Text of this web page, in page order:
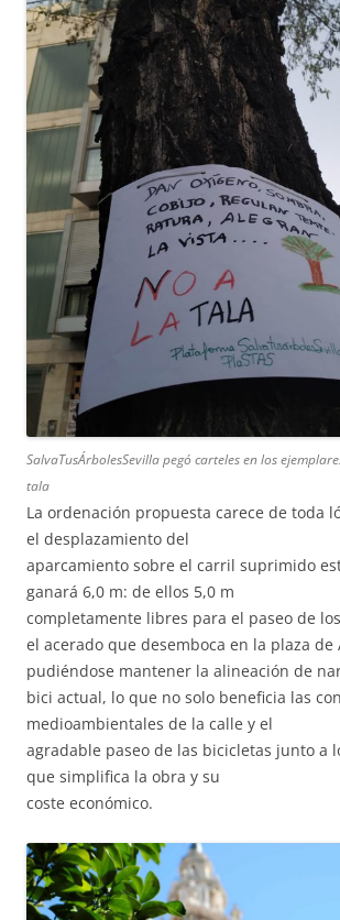
SalvaTusÁrbolesSevilla pegó carteles en los
tala
La ordenación propuesta carece de toda
el desplazamiento del
aparcamiento sobre el carril suprimido
ganará 6,0 m: de ellos 5,0 m
completamente libres para el paseo de
el acerado que desemboca en la plaza de
pudiéndose mantener la alineación de
bici actual, lo que no solo beneficia las
medioambientales de la calle y el
agradable paseo de las bicicletas junto a
que simplifica la obra y su
coste económico.